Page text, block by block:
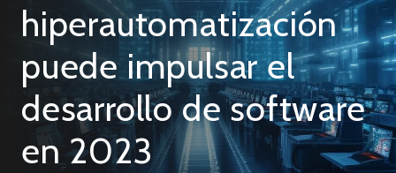
hiperautomatización
puede impulsar el
desarrollo de software
en 2023